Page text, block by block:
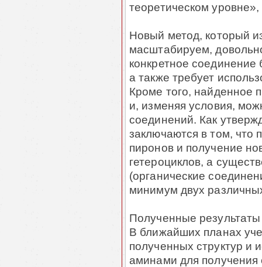
теоретическом
Новый метод, который
масштабируем,
конкретное
а также требует
Кроме того, найденное
и, изменяя условия,
соединений. Как
заключаются в том, что
пиронов и получение
гетероциклов, а
(органические
минимум двух
Полученные
В ближайших планах
полученных структур и
аминами для получения